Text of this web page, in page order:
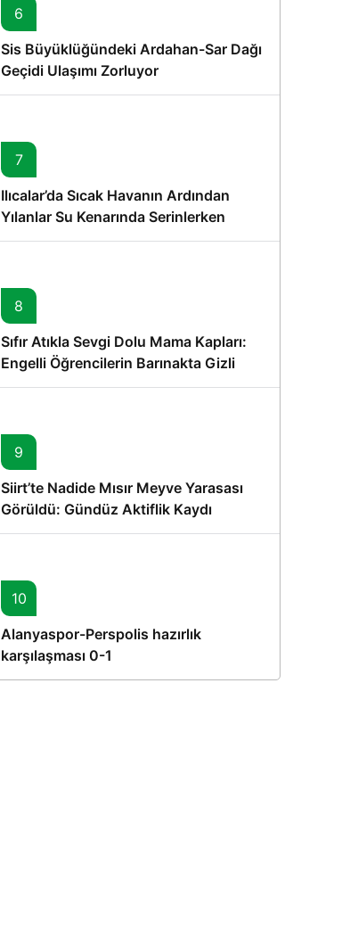
6
Sis Büyüklüğündeki Ardahan-Sar Dağı
Geçidi Ulaşımı Zorluyor
7
Ilıcalar’da Sıcak Havanın Ardından
Yılanlar Su Kenarında Serinlerken
Görüntülendi
8
Sıfır Atıkla Sevgi Dolu Mama Kapları:
Engelli Öğrencilerin Barınakta Gizli
Dostları İçin Gönüllü Proje
9
Siirt’te Nadide Mısır Meyve Yarasası
Görüldü: Gündüz Aktiflik Kaydı
10
Alanyaspor-Perspolis hazırlık
karşılaşması 0-1